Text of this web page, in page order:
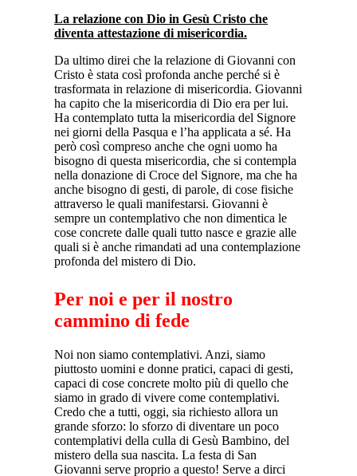
La relazione con Dio in Gesù Cristo che
diventa attestazione di misericordia.
Da ultimo direi che la relazione di Giovanni con
Cristo è stata così profonda anche perché si è
trasformata in relazione di misericordia. Giovanni
ha capito che la misericordia di Dio era per lui.
Ha contemplato tutta la misericordia del Signore
nei giorni della Pasqua e l’ha applicata a sé. Ha
però così compreso anche che ogni uomo ha
bisogno di questa misericordia, che si contempla
nella donazione di Croce del Signore, ma che ha
anche bisogno di gesti, di parole, di cose fisiche
attraverso le quali manifestarsi. Giovanni è
sempre un contemplativo che non dimentica le
cose concrete dalle quali tutto nasce e grazie alle
quali si è anche rimandati ad una contemplazione
profonda del mistero di Dio.
Per noi e per il nostro
cammino di fede
Noi non siamo contemplativi. Anzi, siamo
piuttosto uomini e donne pratici, capaci di gesti,
capaci di cose concrete molto più di quello che
siamo in grado di vivere come contemplativi.
Credo che a tutti, oggi, sia richiesto allora un
grande sforzo: lo sforzo di diventare un poco
contemplativi della culla di Gesù Bambino, del
mistero della sua nascita. La festa di San
Giovanni serve proprio a questo! Serve a dirci